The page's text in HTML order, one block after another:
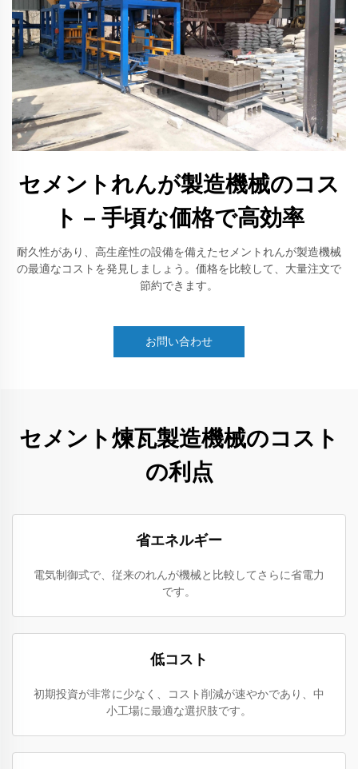
セメントれんが製造機械のコス
ト – 手頃な価格で高効率
耐久性があり、高生産性の設備を備えたセメントれんが製造機械
の最適なコストを発見しましょう。価格を比較して、大量注文で
節約できます。
お問い合わせ
セメント煉瓦製造機械のコスト
の利点
省エネルギー
電気制御式で、従来のれんが機械と比較してさらに省電力
です。
低コスト
初期投資が非常に少なく、コスト削減が速やかであり、中
小工場に最適な選択肢です。